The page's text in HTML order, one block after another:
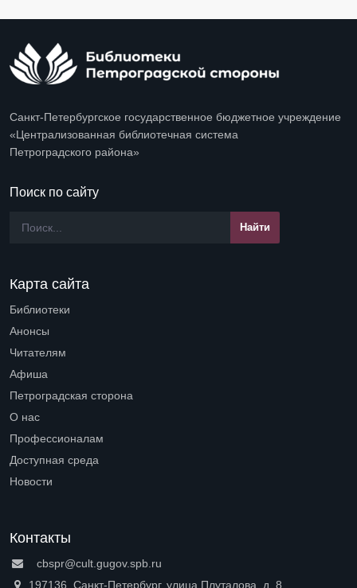
Санкт-Петербургское государственное бюджетное учреждение
«Централизованная библиотечная система
Петроградского района»
Поиск по сайту
Карта сайта
Библиотеки
Анонсы
Читателям
Афиша
Петроградская сторона
О нас
Профессионалам
Доступная среда
Новости
Контакты
cbspr@cult.gugov.spb.ru
197136, Санкт-Петербург, улица Плуталова, д. 8